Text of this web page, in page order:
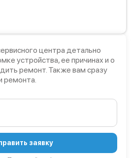
центра детально
устройства, ее причинах и о
ремонт. Также вам сразу
ремонта.
заявку